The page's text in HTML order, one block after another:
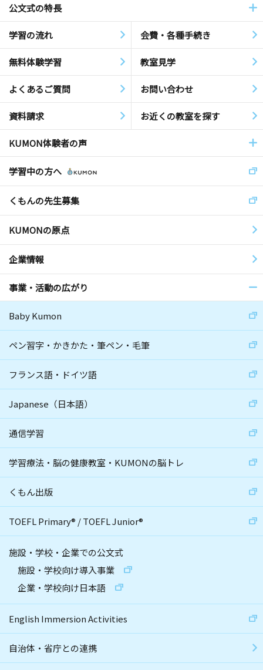
公文式の特長
学習の流れ 会費・各種手続き
無料体験学習 教室見学
よくあるご質問 お問い合わせ
資料請求 お近くの教室を探す
KUMON体験者の声
学習中の方へ
くもんの先生募集
KUMONの原点
企業情報
事業・活動の広がり
Baby Kumon
ペン習字・かきかた・筆ペン・毛筆
フランス語・ドイツ語
Japanese（日本語）
通信学習
学習療法・脳の健康教室・KUMONの脳トレ
くもん出版
TOEFL Primary® /TOEFL Junior®
施設・学校・企業での公文式
施設・学校向け導入事業
企業・学校向け日本語
English Immersion Activities
自治体・省庁との連携